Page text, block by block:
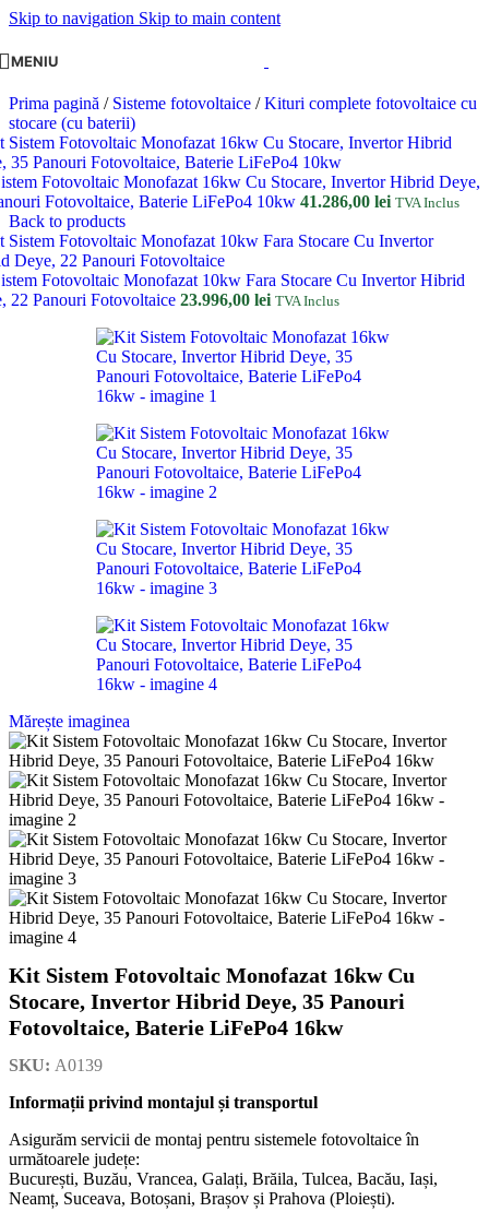
Skip to navigation Skip to main content
MENIU
Prima pagină / Sisteme fotovoltaice / Kituri complete fotovoltaice cu
stocare (cu baterii)
Fotovoltaic Monofazat 16kw Cu Stocare, Invertor Hibrid Deye,
Fotovoltaice, Baterie LiFePo4 10kw 41.286,00 lei TVA Inclus
Back to products
Fotovoltaic Monofazat 10kw Fara Stocare Cu Invertor Hibrid
22 Panouri Fotovoltaice 23.996,00 lei TVA Inclus
Mărește imaginea
Kit Sistem Fotovoltaic Monofazat 16kw Cu
Stocare, Invertor Hibrid Deye, 35 Panouri
Fotovoltaice, Baterie LiFePo4 16kw
SKU: A0139
Informații privind montajul și transportul
Asigurăm servicii de montaj pentru sistemele fotovoltaice în
următoarele județe:
București, Buzău, Vrancea, Galați, Brăila, Tulcea, Bacău, Iași,
Neamț, Suceava, Botoșani, Brașov și Prahova (Ploiești).